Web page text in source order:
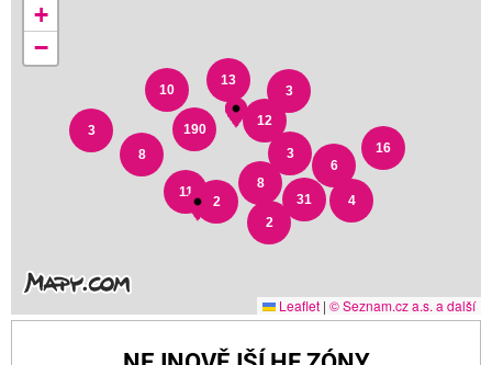
3
2
16
2
6
4
8
31
3
3
13
12
10
8
11
190
+
−
Leaflet | © Seznam.cz a.s. a další